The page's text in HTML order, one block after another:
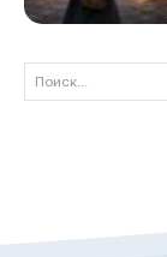
Поиск...